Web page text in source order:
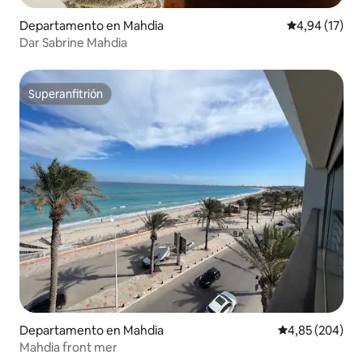
Departamento en Mahdia Calificación
4,94 (17)
Dar Sabrine Mahdia
Superanfitrión
Superanfitrión
Departamento en Mahdia Calificación
4,85 (204)
Mahdia front mer